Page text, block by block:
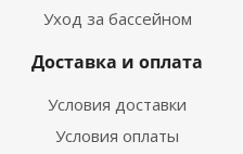
Уход за бассейном
Доставка и оплата
Условия доставки
Условия оплаты